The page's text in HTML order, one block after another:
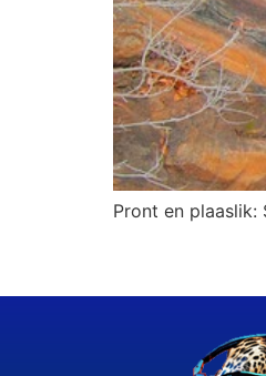
Pront en plaaslik: